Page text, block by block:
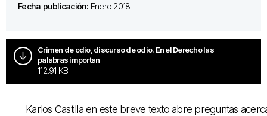
Fecha publicación: Enero 2018
Crimen de odio, discurso de odio. En el Derecho las
palabras importan
112.91 KB
Karlos Castilla en este breve texto abre preguntas